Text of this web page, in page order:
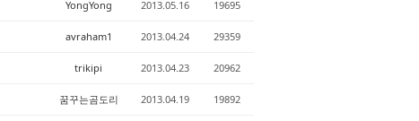
YongYong 2013.05.16 19695
avraham1 2013.04.24 29359
trikipi 2013.04.23 20962
꿈꾸는곰도리 2013.04.19 19892